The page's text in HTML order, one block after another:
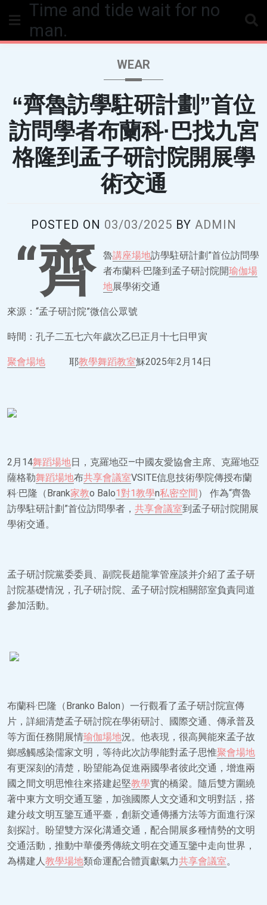
Time and tide wait for no
man.
WEAR
“齊魯訪學駐研計劃”首位
訪問學者布蘭科·巴找九宮
格隆到孟子研討院開展學
術交通
POSTED ON 03/03/2025 BY ADMIN
“齊 魯講座場地訪學駐研計劃”首位訪問學
者布蘭科·巴隆到孟子研討院開瑜伽場
地展學術交通
來源：“孟子研討院”微信公眾號
時間：孔子二五七六年歲次乙巳正月十七日甲寅
聚會場地 耶教學舞蹈教室穌2025年2月14日
2月14舞蹈場地日，克羅地亞—中國友愛協會主席、克羅地亞
薩格勒舞蹈場地布共享會議室VSITE信息技術學院傳授布蘭
科·巴隆（Brank家教o Balo1對1教學n私密空間） 作為“齊魯
訪學駐研計劃”首位訪問學者， 共享會議室到孟子研討院開展
學術交通。
孟子研討院黨委委員、副院長趙龍掌管座談并介紹了孟子研
討院基礎情況，孔子研討院、孟子研討院相關部室負責同道
參加活動。
布蘭科·巴隆（Branko Balon）一行觀看了孟子研討院宣傳
片，詳細清楚孟子研討院在學術研討、國際交通、傳承普及
等方面任務開展情瑜伽場地況。他表現，很高興能來孟子故
鄉感觸感染儒家文明，等待此次訪學能對孟子思惟聚會場地
有更深刻的清楚，盼望能為促進兩國學者彼此交通，增進兩
國之間文明思惟往來搭建起堅教學實的橋梁。隨后雙方圍繞
著中東方文明交通互鑒，加強國際人文交通和文明對話，搭
建分歧文明互鑒互通平臺，創新交通傳播方法等方面進行深
刻探討。盼望雙方深化溝通交通，配合開展多種情勢的文明
交通活動，推動中華優秀傳統文明在交通互鑒中走向世界，
為構建人教學場地類命運配合體貢獻氣力共享會議室。